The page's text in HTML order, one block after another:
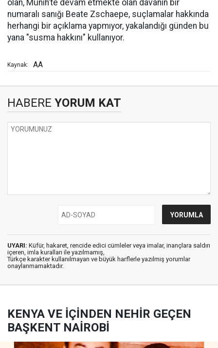
olan, Münih’te devam etmekte olan davanın bir
numaralı sanığı Beate Zschaepe, suçlamalar hakkında
herhangi bir açıklama yapmıyor, yakalandığı günden bu
yana "susma hakkını" kullanıyor.
Kaynak: AA
HABERE YORUM KAT
UYARI: Küfür, hakaret, rencide edici cümleler veya imalar, inançlara saldırı
içeren, imla kuralları ile yazılmamış,
Türkçe karakter kullanılmayan ve büyük harflerle yazılmış yorumlar
onaylanmamaktadır.
KENYA VE İÇİNDEN NEHİR GEÇEN
BAŞKENT NAİROBİ